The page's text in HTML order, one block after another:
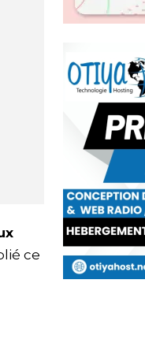
ce